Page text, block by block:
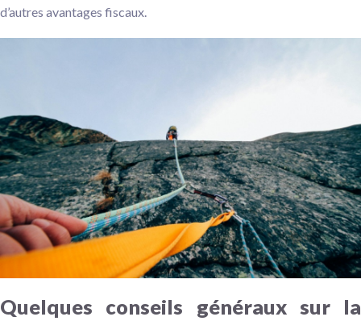
d’autres avantages fiscaux.
Quelques conseils généraux sur la